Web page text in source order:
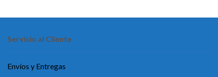
Servicio al Cliente
Envíos y Entregas